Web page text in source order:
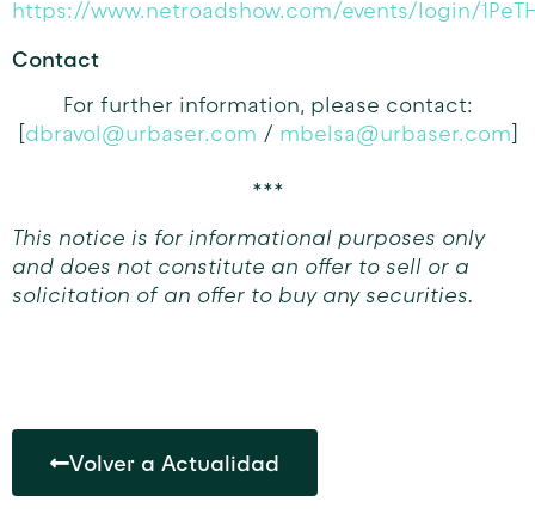
https://www.netroadshow.com/events/login/
Contact
For further information, please contact:
dbravol@urbaser.com / mbelsa@urbaser.com
***
This notice is for informational purposes only
and does not constitute an offer to sell or a
solicitation of an offer to buy any securities.
Volver a Actualidad